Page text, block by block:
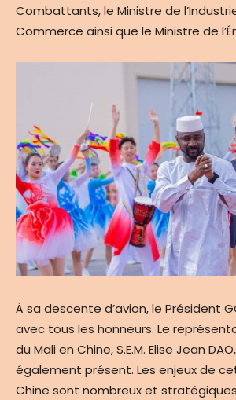
Combattants, le Ministre de
Commerce ainsi que le Ministre de
À sa descente d’avion, le Président
avec tous les honneurs. Le
du Mali en Chine, S.E.M. Elise Jean
également présent. Les enjeux de
Chine sont nombreux et